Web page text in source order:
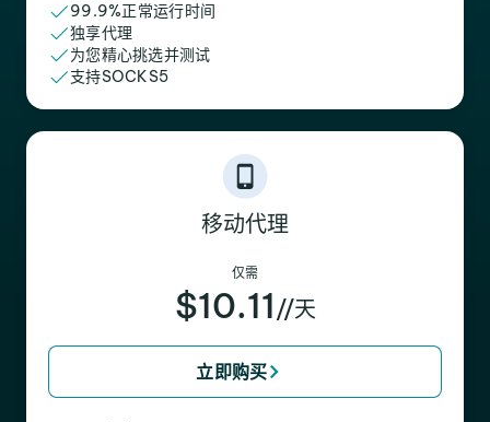
99.9%正常运行时间
独享代理
为您精心挑选并测试
支持SOCKS5
移动代理
仅需
$10.11 //天
立即购买